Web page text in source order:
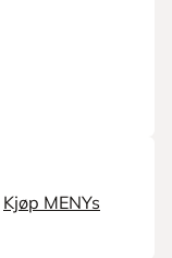
Kjøp MENYs